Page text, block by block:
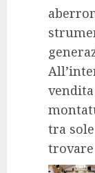
tra